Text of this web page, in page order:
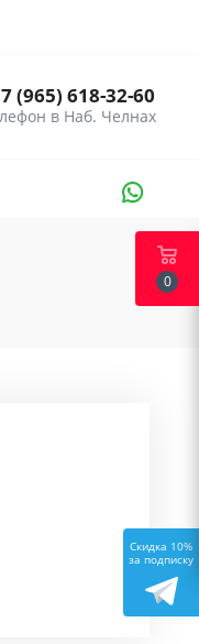
7 (965) 618-32-60
0
Скидка 10%
за подписку